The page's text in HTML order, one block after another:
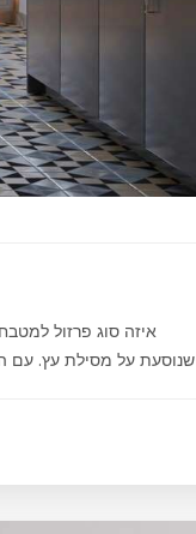
איזה סוג פרזול
שנוסעת על מסילת עץ. עם